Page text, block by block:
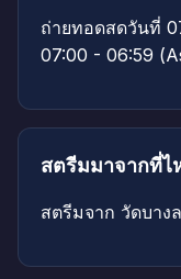
ถ่ายทอดสดวันที่
07:00 - 06:59
สตรีมมาจากที่ไ
สตรีมจาก วัดบาง